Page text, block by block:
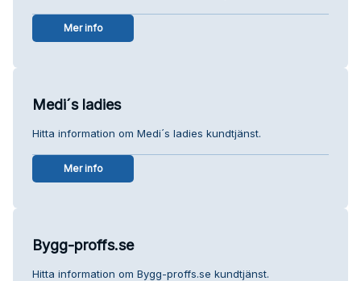
Mer info
Medi´s ladies
Hitta information om Medi´s ladies kundtjänst.
Mer info
Bygg-proffs.se
Hitta information om Bygg-proffs.se kundtjänst.